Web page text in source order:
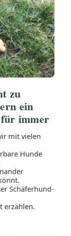
zu
ein
immer
mit vielen
Hunde
Schäferhund-
erzählen.